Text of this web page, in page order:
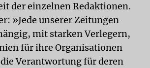
der einzelnen Redaktionen.
»Jede unserer Zeitungen
mit starken Verlegern,
für ihre Organisationen
Verantwortung für deren